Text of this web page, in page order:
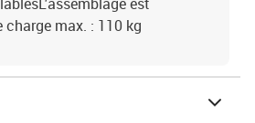
charge max. : 110 kg